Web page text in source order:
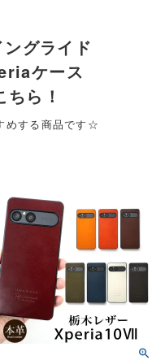
グライド
ケース
ら！
めする商品です☆